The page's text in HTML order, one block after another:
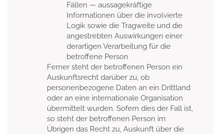
Fällen — aussagekräftige
Informationen über die involvierte
Logik sowie die Tragweite und die
angestrebten Auswirkungen einer
derartigen Verarbeitung für die
betroffene Person
Ferner steht der betroffenen Person ein
Auskunftsrecht darüber zu, ob
personenbezogene Daten an ein Drittland
oder an eine internationale Organisation
übermittelt wurden. Sofern dies der Fall ist,
so steht der betroffenen Person im
Übrigen das Recht zu, Auskunft über die